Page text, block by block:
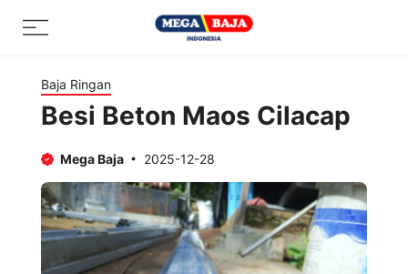
Menu
Baja Ringan
Besi Beton Maos Cilacap
Mega Baja 2025-12-28